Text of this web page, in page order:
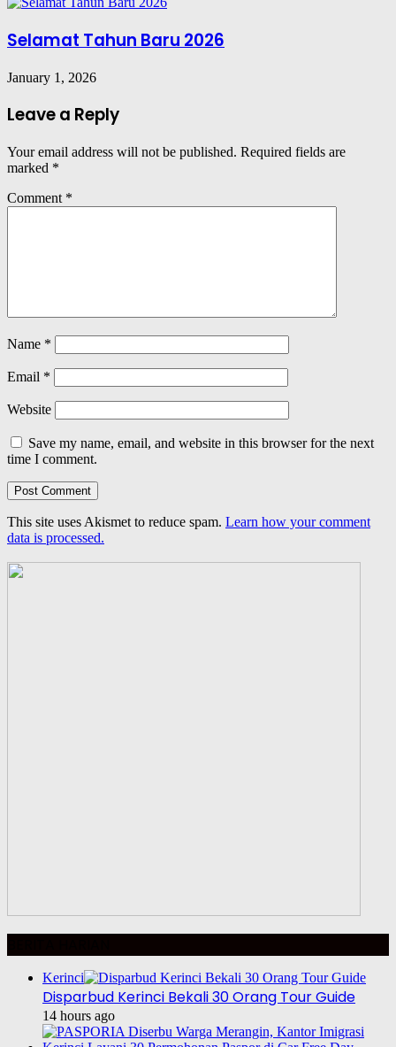
Selamat Tahun Baru 2026
January 1, 2026
Leave a Reply
Your email address will not be published. Required fields are
marked *
Comment *
Name *
Email *
Website
Save my name, email, and website in this browser for the next
time I comment.
This site uses Akismet to reduce spam. Learn how your comment
data is processed.
Kerinci
Disparbud Kerinci Bekali 30 Orang Tour Guide
14 hours ago